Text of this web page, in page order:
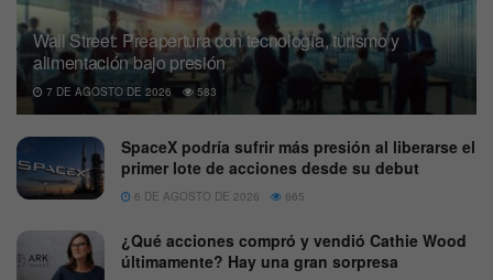
Wall Street: Preapertura con tecnología, turismo y
alimentación bajo presión
7 DE AGOSTO DE 2026 583
SpaceX podría sufrir más presión al liberarse el
primer lote de acciones desde su debut
6 DE AGOSTO DE 2026 665
¿Qué acciones compró y vendió Cathie Wood
últimamente? Hay una gran sorpresa